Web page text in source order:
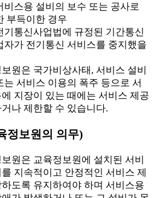
비스용 설비의 보수 또는 공사로
부득이한 경우
기통신사업법에 규정된 기간통신
자가 전기통신 서비스를 중지했을
원은 국가비상사태, 서비스 설비
는 서비스 이용의 폭주 등으로 서
지장이 있는 때에는 서비스 제공
나 제한할 수 있습니다.
정보원의 의무)
원은 교육정보원에 설치된 서비
지속적이고 안정적인 서비스 제
도록 유지하여야 하며 서비스용